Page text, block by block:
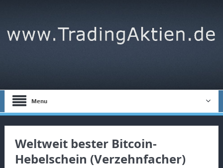
Menu
Weltweit bester Bitcoin-
Hebelschein (Verzehnfacher)